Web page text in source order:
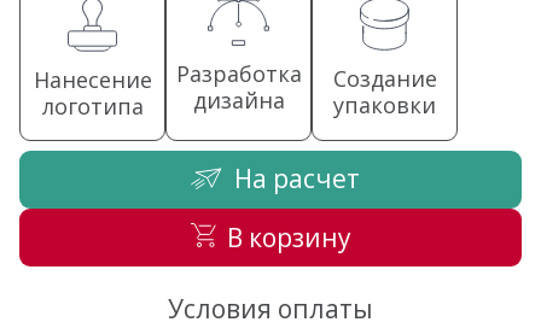
Нанесение
логотипа
Разработка
дизайна
Создание
упаковки
На расчет
В корзину
Условия оплаты